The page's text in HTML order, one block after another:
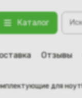
Каталог
Отзывы
Рамка крышки
(AP0TH000210,
для